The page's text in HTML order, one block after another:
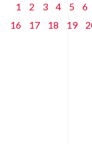
1 2 3 4 5 6
16
17 18 19